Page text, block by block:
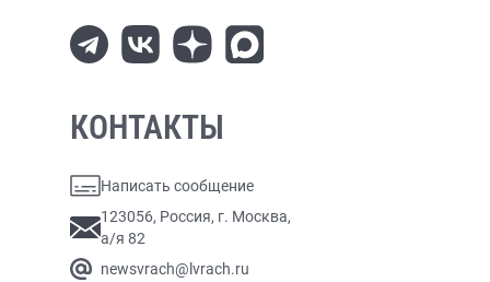
КОНТАКТЫ
Написать сообщение
123056, Россия, г. Москва,
а/я 82
newsvrach@lvrach.ru